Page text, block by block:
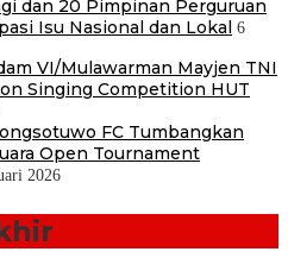
dan 20 Pimpinan Perguruan
Isu Nasional dan Lokal 6
VI/Mulawarman Mayjen TNI
Singing Competition HUT
FC Tumbangkan
Open Tournament
2026